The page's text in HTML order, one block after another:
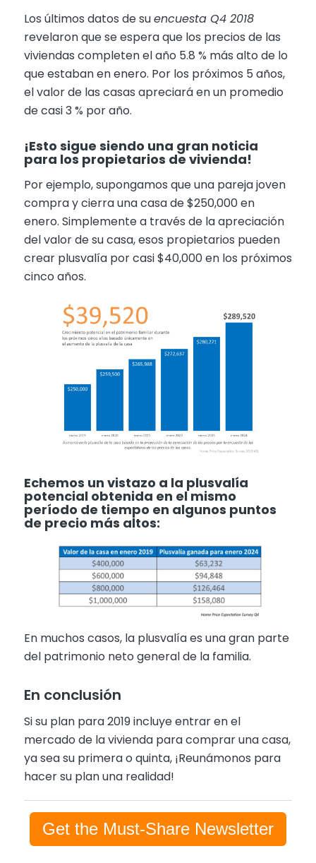
Los últimos datos de suencuesta Q4 2018
revelaron que se espera que los precios de las
viviendas completen el año 5.8 % más alto de lo
que estaban en enero. Por los próximos 5 años,
el valor de las casas apreciará en un promedio
de casi 3 % por año.
¡Esto sigue siendo una gran noticia
para los propietarios de vivienda!
Por ejemplo, supongamos que una pareja joven
compra y cierra una casa de $250,000 en
enero. Simplemente a través de la apreciación
del valor de su casa, esos propietarios pueden
crear plusvalía por casi $40,000 en los próximos
cinco años.
Echemos un vistazo a la plusvalía
potencial obtenida en el mismo
período de tiempo en algunos puntos
de precio más altos:
En muchos casos, la plusvalía es una gran parte
del patrimonio neto general de la familia.
En conclusión
Si su plan para 2019 incluye entrar en el
mercado de la vivienda para comprar una casa,
ya sea su primera o quinta, ¡Reunámonos para
hacer su plan una realidad!
Get the Must-Share Newsletter